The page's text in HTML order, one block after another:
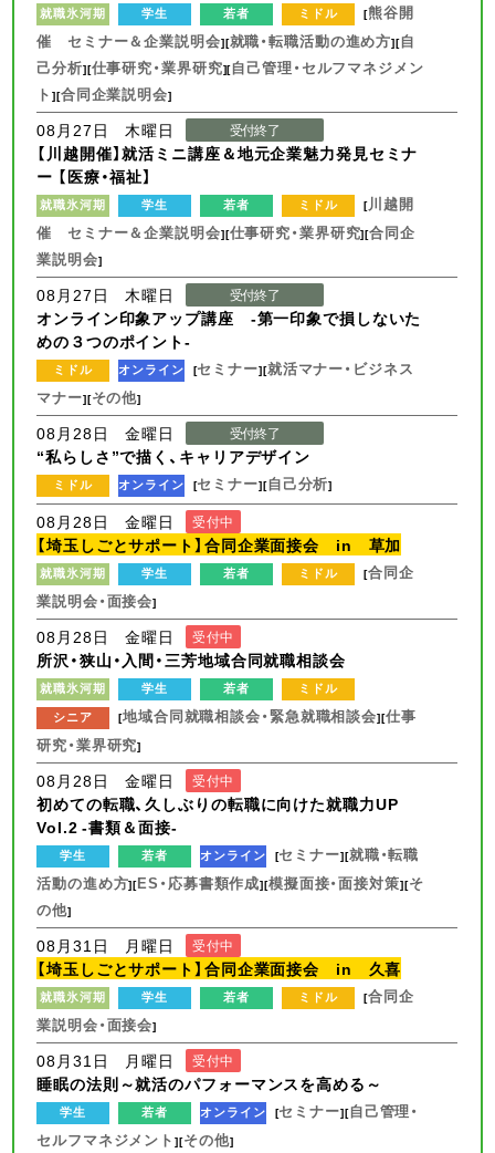
就職氷河期 学生 若者 ミドル [熊谷開
催 セミナー＆企業説明会][就職・転職活動の進め方][自
己分析][仕事研究・業界研究][自己管理・セルフマネジメン
ト][合同企業説明会]
08月27日 木曜日 受付終了
【川越開催】就活ミニ講座＆地元企業魅力発見セミナ
ー 【医療・福祉】
就職氷河期 学生 若者 ミドル [川越開
催 セミナー＆企業説明会][仕事研究・業界研究][合同企
業説明会]
08月27日 木曜日 受付終了
オンライン印象アップ講座 -第一印象で損しないた
めの３つのポイント-
ミドル オンライン [セミナー][就活マナー・ビジネス
マナー][その他]
08月28日 金曜日 受付終了
“私らしさ”で描く、キャリアデザイン
ミドル オンライン [セミナー][自己分析]
08月28日 金曜日 受付中
【埼玉しごとサポート】合同企業面接会 in 草加
就職氷河期 学生 若者 ミドル [合同企
業説明会・面接会]
08月28日 金曜日 受付中
所沢・狭山・入間・三芳地域合同就職相談会
就職氷河期 学生 若者
ミドル
シニア
[地域合同就職相談会・緊急就職相談会][仕事
研究・業界研究]
08月28日 金曜日 受付中
初めての転職、久しぶりの転職に向けた就職力UP
Vol.2 -書類＆面接-
学生 若者 オンライン [セミナー][就職・転職
活動の進め方][ES・応募書類作成][模擬面接・面接対策][そ
の他]
08月31日 月曜日 受付中
【埼玉しごとサポート】合同企業面接会 in 久喜
就職氷河期 学生 若者 ミドル [合同企
業説明会・面接会]
08月31日 月曜日 受付中
睡眠の法則～就活のパフォーマンスを高める～
学生 若者 オンライン [セミナー][自己管理・
セルフマネジメント][その他]